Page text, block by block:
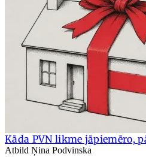
Kāda PVN likme jāpiemēro,
Atbild Ņina Podvinska